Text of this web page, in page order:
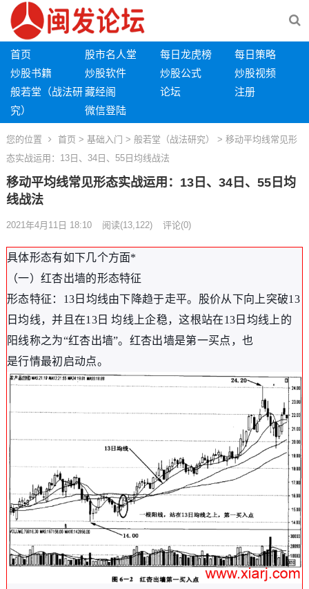
首页 股市名人堂 每日龙虎榜
每日策略
炒股书籍
炒股软件 炒股公式
炒股视频
般若堂（战法研
究）
藏经阁 论坛
注册
微信登陆
您的位置 首页 > 基础入门 > 般若堂（战法研究）
> 移动平均线常见形
态实战运用：13日、34日、55日均线战法
移动平均线常见形态实战运用：13日、34日、55日均
线战法
2021年4月11日 18:10 阅读(13,122) 评论(0)
具体形态有如下几个方面*
（一）红杏出墙的形态特征
形态特征：13日均线由下降趋于走平。股价从下向上突破13
日均线，并且在13日 均线上企稳，这根站在13日均线上的
阳线称之为“红杏出墙”。红杏出墙是第一买点，也
是行情最初启动点。